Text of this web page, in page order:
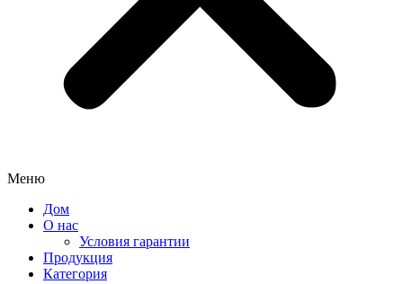
Меню
Дом
О нас
Условия гарантии
Продукция
Категория